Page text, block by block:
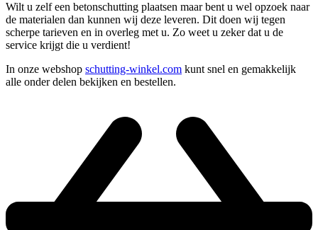
Wilt u zelf een betonschutting plaatsen maar bent u wel opzoek naar
de materialen dan kunnen wij deze leveren. Dit doen wij tegen
scherpe tarieven en in overleg met u. Zo weet u zeker dat u de
service krijgt die u verdient!
In onze webshop schutting-winkel.com kunt snel en gemakkelijk
alle onder delen bekijken en bestellen.